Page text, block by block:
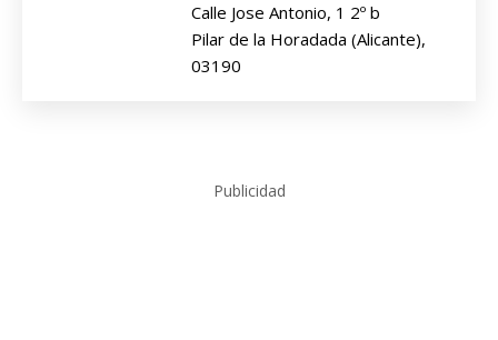
Calle Jose Antonio, 1 2º b
Pilar de la Horadada (Alicante),
03190
Publicidad